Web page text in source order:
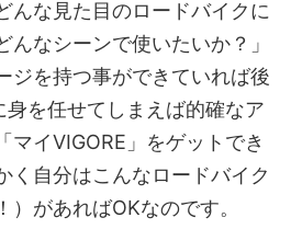
んな見た目のロードバイクに
んなシーンで使いたいか？」
ジを持つ事ができていれば後
身を任せてしまえば的確なア
マイVIGORE」をゲットでき
く 自分はこんなロードバイク
があればOKなのです。